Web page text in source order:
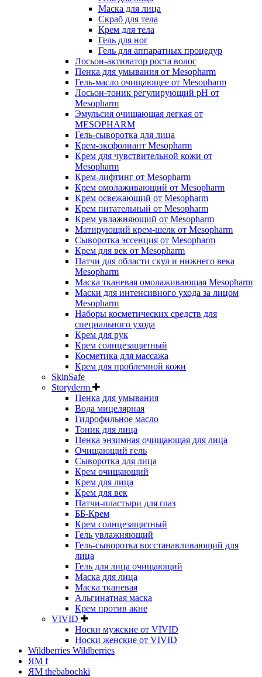
Маска для лица
Скраб для тела
Крем для тела
Гель для ног
Гель для аппаратных процедур
Лосьон-активатор роста волос
Пенка для умывания от Mesopharm
Гель-масло очищающее от Mesopharm
Лосьон-тоник регулирующий рН от
Mesopharm
Эмульсия очищающая легкая от
MESOPHARM
Гель-сыворотка для лица
Крем-эксфолиант Mesopharm
Крем для чувствительной кожи от
Mesopharm
Крем-лифтинг от Mesopharm
Крем омолаживающий от Mesopharm
Крем освежающий от Mesopharm
Крем питательный от Mesopharm
Крем увлажняющий от Mesopharm
Матирующий крем-шелк от Mesopharm
Сыворотка эссенция от Mesopharm
Крем для век от Mesopharm
Патчи для области скул и нижнего века
Mesopharm
Маска тканевая омолаживающая Mesopharm
Маски для интенсивного ухода за лицом
Mesopharm
Наборы косметических средств для
специального ухода
Крем для рук
Крем солнцезащитный
Косметика для массажа
Крем для проблемной кожи
SkinSafe
Storyderm
Пенка для умывания
Вода мицелярная
Гидрофильное масло
Тоник для лица
Пенка энзимная очищающая для лица
Очищающий гель
Сыворотка для лица
Крем очищающий
Крем для лица
Крем для век
Патчи-пластыри для глаз
ББ-Крем
Крем солнцезащитный
Гель увлажняющий
Гель-сыворотка восстанавливающий для
лица
Гель для лица очищающий
Маска для лица
Маска тканевая
Альгинатная маска
Крем против акне
VIVID
Носки мужские от VIVID
Носки женские от VIVID
Wildberries Wildberries
ЯМ f
ЯМ thebabochki